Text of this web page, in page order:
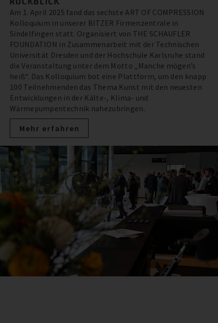
Am 1. April 2025 fand das sechste ART OF COMPRESSION
Kolloquium in unserer BITZER Firmenzentrale in
Sindelfingen statt. Organisiert von THE SCHAUFLER
FOUNDATION in Zusammenarbeit mit der Technischen
Universität Dresden und der Hochschule Karlsruhe stand
die Veranstaltung unter dem Motto „Manche mögen’s
heiß“. Das Kolloquium bot eine Plattform, um den knapp
100 Teilnehmenden das Thema Kunst mit den neuesten
Entwicklungen in der Kälte-, Klima- und
Wärmepumpentechnik nahezubringen.
Mehr erfahren